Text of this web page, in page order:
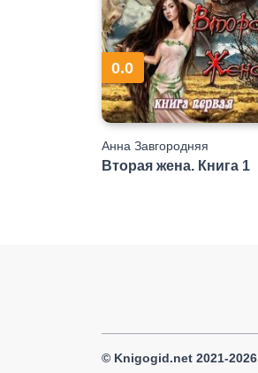
0.0
Анна Завгородняя
Вторая жена. Книга 1
© Knigogid.net 2021-2026